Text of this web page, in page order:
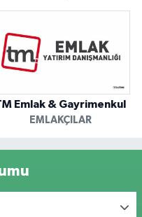
Emlak & Gayrimenkul
EMLAKÇILAR